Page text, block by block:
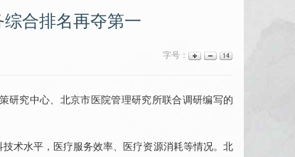
合排名再夺第一
字号：
究中心、北京市医院管理研究所联合调研编写的
术水平，医疗服务效率、医疗资源消耗等情况。北